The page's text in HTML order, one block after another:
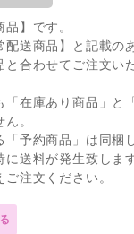
】です。
送商品】と記載の
合わせてご注文い
「在庫あり商品」と
。
「予約商品」は同梱
に送料が発生致しま
注文ください。